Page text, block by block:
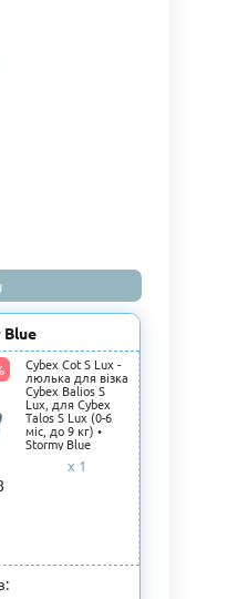
Blue
Cybex Cot S Lux -
люлька для візка
Cybex Balios S
Lux, для Cybex
Talos S Lux (0-6
міс, до 9 кг) •
Stormy Blue
x 1